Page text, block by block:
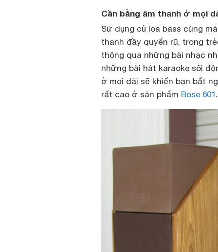
Cần bằng âm thanh ở mọi
Sử dụng củ loa bass cùng
thanh đầy quyến rũ, trong
thông qua những bài nhạc
những bài hát karaoke sôi
ở mọi dải sẽ khiến bạn bất
rất cao ở sản phẩm Bose 601.